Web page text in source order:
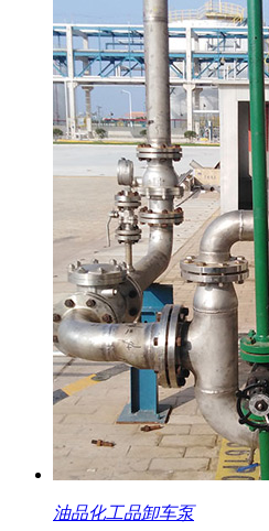
油品化工品卸车泵